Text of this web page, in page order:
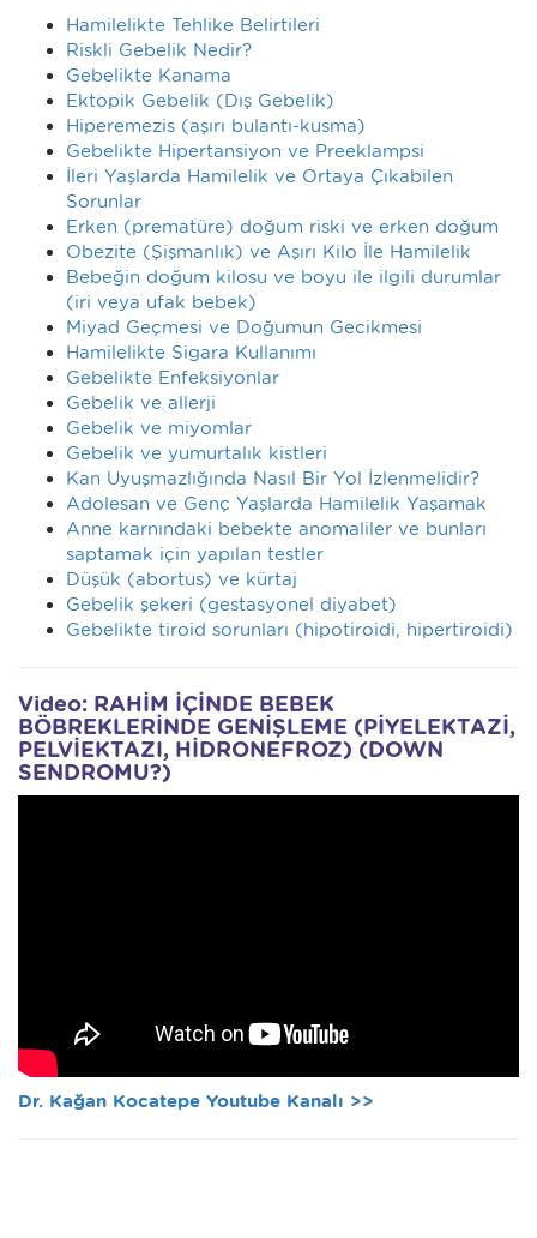
Hamilelikte Tehlike Belirtileri
Riskli Gebelik Nedir?
Gebelikte Kanama
Ektopik Gebelik (Dış Gebelik)
Hiperemezis (aşırı bulantı-kusma)
Gebelikte Hipertansiyon ve Preeklampsi
İleri Yaşlarda Hamilelik ve Ortaya Çıkabilen
Sorunlar
Erken (prematüre) doğum riski ve erken doğum
Obezite (Şişmanlık) ve Aşırı Kilo İle Hamilelik
Bebeğin doğum kilosu ve boyu ile ilgili durumlar
(iri veya ufak bebek)
Miyad Geçmesi ve Doğumun Gecikmesi
Hamilelikte Sigara Kullanımı
Gebelikte Enfeksiyonlar
Gebelik ve allerji
Gebelik ve miyomlar
Gebelik ve yumurtalık kistleri
Kan Uyuşmazlığında Nasıl Bir Yol İzlenmelidir?
Adolesan ve Genç Yaşlarda Hamilelik Yaşamak
Anne karnındaki bebekte anomaliler ve bunları
saptamak için yapılan testler
Düşük (abortus) ve kürtaj
Gebelik şekeri (gestasyonel diyabet)
Gebelikte tiroid sorunları (hipotiroidi, hipertiroidi)
Video: RAHİM İÇİNDE BEBEK
BÖBREKLERİNDE GENİŞLEME (PİYELEKTAZİ,
PELVİEKTAZI, HİDRONEFROZ) (DOWN
SENDROMU?)
Dr. Kağan Kocatepe Youtube Kanalı >>